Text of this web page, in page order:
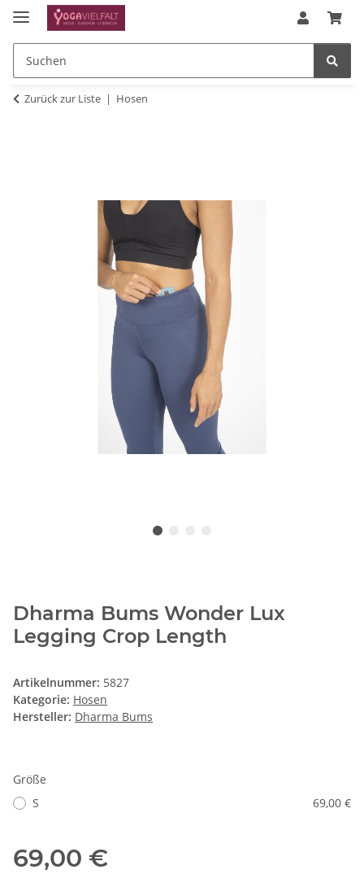
Zurück zur Liste Hosen
Dharma Bums Wonder Lux
Legging Crop Length
Artikelnummer: 5827
Kategorie: Hosen
Hersteller: Dharma Bums
Größe
S
69,00 €
69,00 €